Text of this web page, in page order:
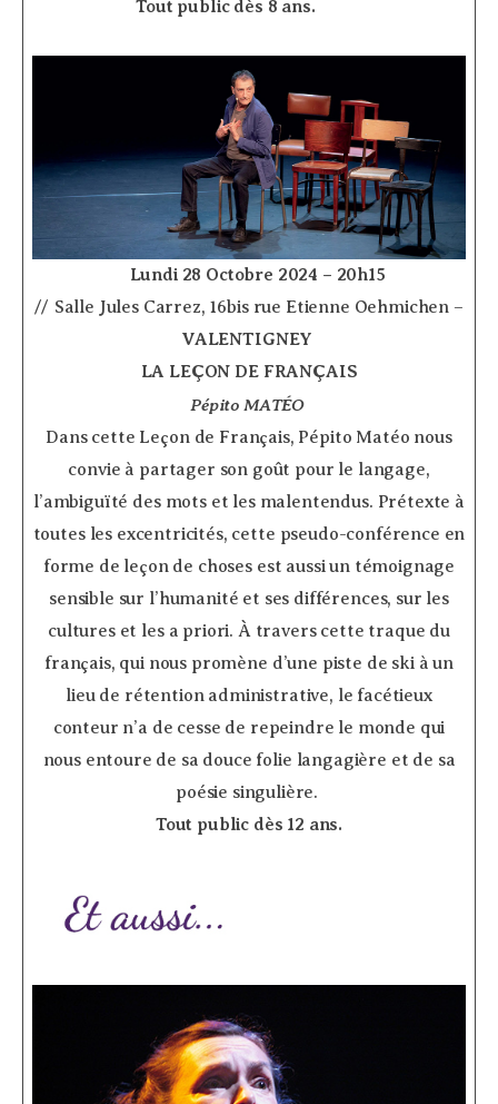
Tout public dès 8 ans.
Lundi 28 Octobre 2024 – 20h15
// Salle Jules Carrez, 16bis rue Etienne Oehmichen –
VALENTIGNEY
LA LEÇON DE FRANÇAIS
Pépito MATÉO­
Dans cette Leçon de Français, Pépito Matéo nous
convie à partager son goût pour le langage,
l’ambiguïté des mots et les malentendus. Prétexte à
toutes les excentricités, cette pseudo-conférence en
forme de leçon de choses est aussi un témoignage
sensible sur l’humanité et ses différences, sur les
cultures et les a priori. À travers cette traque du
français, qui nous promène d’une piste de ski à un
lieu de rétention administrative, le facétieux
conteur n’a de cesse de repeindre le monde qui
nous entoure de sa douce folie langagière et de sa
poésie singulière.
Tout public dès 12 ans.